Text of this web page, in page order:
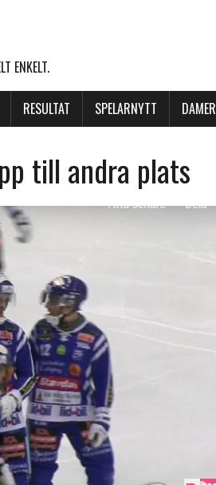
ENKELT.
RESULTAT SPELARNYTT DAMER
till andra plats